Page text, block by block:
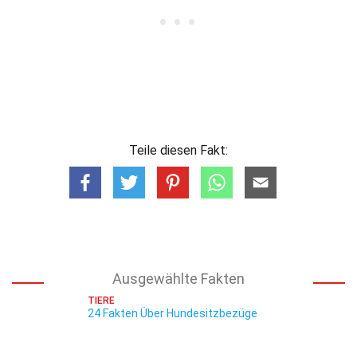
Teile diesen Fakt:
Ausgewählte Fakten
TIERE
24 Fakten Über Hundesitzbezüge